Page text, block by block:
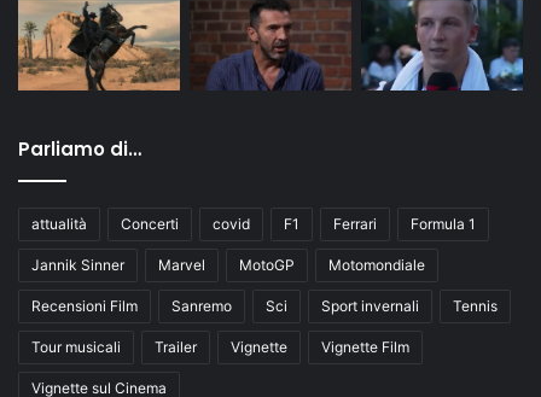
Parliamo di…
attualità Concerti covid F1 Ferrari Formula 1
Jannik Sinner Marvel MotoGP Motomondiale
Recensioni Film Sanremo Sci Sport invernali Tennis
Tour musicali Trailer Vignette Vignette Film
Vignette sul Cinema